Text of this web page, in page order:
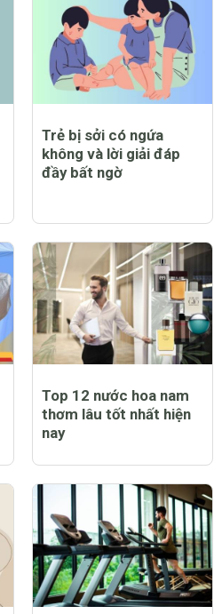
Trẻ bị sởi có ngứa
không và lời giải đáp
đầy bất ngờ
Top 12 nước hoa nam
thơm lâu tốt nhất hiện
nay